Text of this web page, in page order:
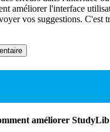
améliorer l'interface
vos suggestions. C'est
améliorer StudyLib